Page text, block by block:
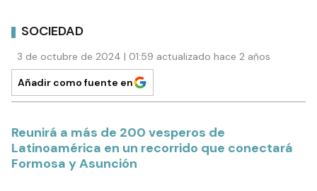
SOCIEDAD
3 de octubre de 2024 | 01:59 actualizado hace 2 años
Añadir como fuente en
Reunirá a más de 200 vesperos de
Latinoamérica en un recorrido que conectará
Formosa y Asunción